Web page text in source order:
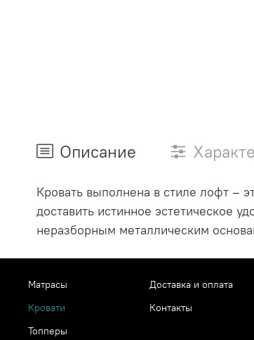
Описание
Кровать выполнена в стиле лофт –
доставить истинное эстетическое
неразборным металлическим
Матрасы
Кровати
Топперы
Доставка и оплата
Контакты